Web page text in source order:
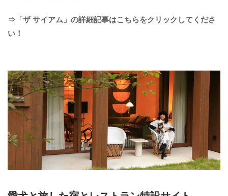
⇒「ザ サイアム」の詳細記事はこちらをクリックしてくださ
い！